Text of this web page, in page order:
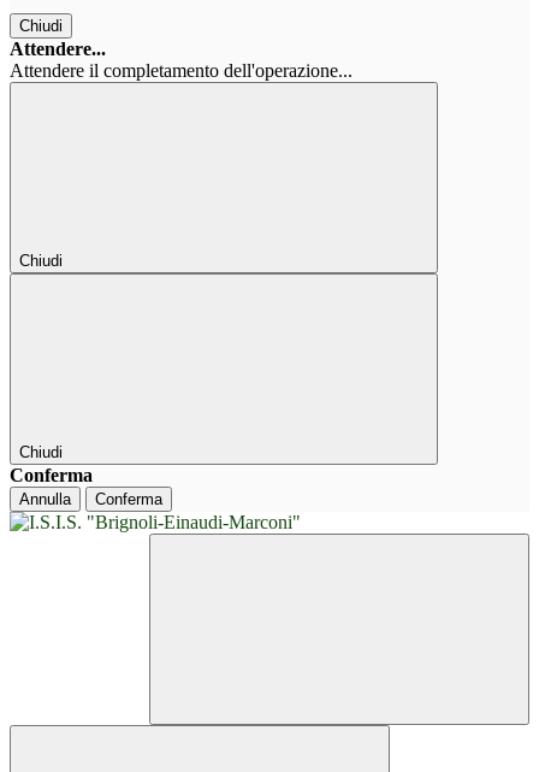
Chiudi
Attendere...
Attendere il completamento dell'operazione...
Chiudi
Chiudi
Conferma
Annulla Conferma